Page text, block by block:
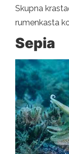
Skupna
rumenkasta
Sepia